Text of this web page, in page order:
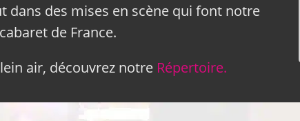
dans des mises en scène qui font notre
de France.
air, découvrez notre Répertoire.